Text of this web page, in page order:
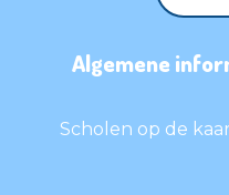
Algemene
Scholen op de